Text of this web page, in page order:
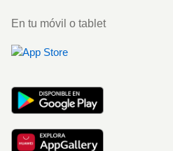
En tu móvil o tablet